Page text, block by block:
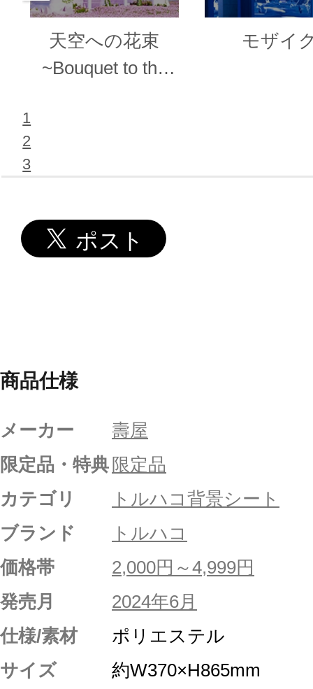
天空への花束
~Bouquet to the
モザイ
1
2
3
商品仕様
メーカー
壽屋
限定品・特典 限定品
カテゴリ
トルハコ背景シート
ブランド
トルハコ
価格帯
2,000円～4,999円
発売月
2024年6月
仕様/素材
ポリエステル
サイズ
約W370×H865mm